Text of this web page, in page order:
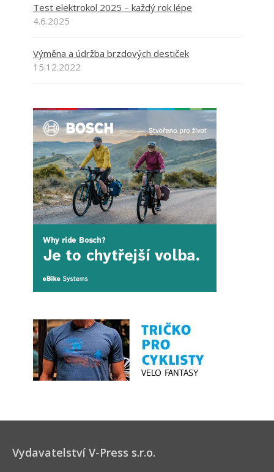
Test elektrokol 2025 – každý rok lépe
4.6.2025
Výměna a údržba brzdových destiček
15.12.2022
Vydavatelství V-Press s.r.o.